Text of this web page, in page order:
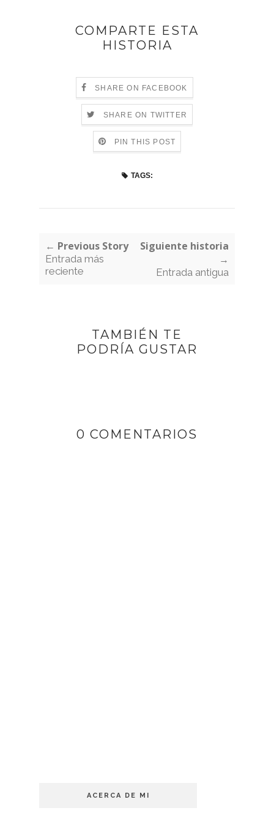
COMPARTE ESTA
HISTORIA
SHARE ON FACEBOOK
SHARE ON TWITTER
PIN THIS POST
TAGS:
← Previous Story
Entrada más
reciente
Siguiente historia
→
Entrada antigua
TAMBIÉN TE
PODRÍA GUSTAR
0 COMENTARIOS
ACERCA DE MI